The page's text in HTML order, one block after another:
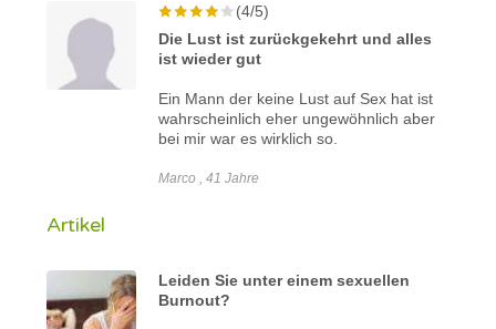
(4/5)
Die Lust ist zurückgekehrt und alles
ist wieder gut
Ein Mann der keine Lust auf Sex hat ist
wahrscheinlich eher ungewöhnlich aber
bei mir war es wirklich so.
Marco , 41 Jahre
Artikel
Leiden Sie unter einem sexuellen
Burnout?